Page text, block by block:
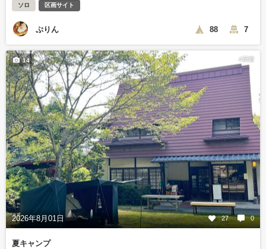
ソロ 区画サイト
ぷりん 88 7
4日前
2026年8月01日 27 0
14
夏キャンプ